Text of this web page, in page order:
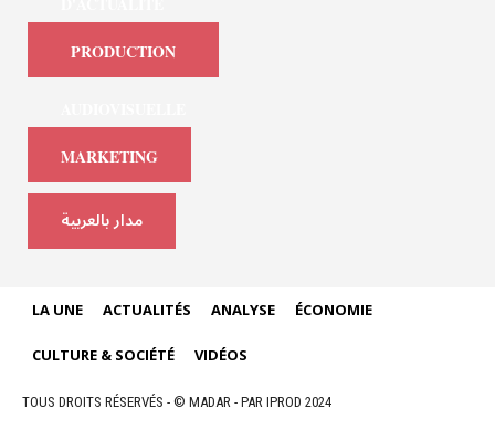
PRODUCTION
MARKETING
مدار بالعربية
LA UNE ACTUALITÉS ANALYSE ÉCONOMIE
CULTURE & SOCIÉTÉ VIDÉOS
TOUS DROITS RÉSERVÉS - © MADAR - PAR IPROD 2024